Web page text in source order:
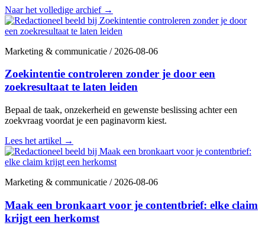
Naar het volledige archief →
Marketing & communicatie /2026-08-06
Zoekintentie controleren zonder je door een
zoekresultaat te laten leiden
Bepaal de taak, onzekerheid en gewenste beslissing achter een
zoekvraag voordat je een paginavorm kiest.
Lees het artikel →
Marketing & communicatie /2026-08-06
Maak een bronkaart voor je contentbrief: elke claim
krijgt een herkomst